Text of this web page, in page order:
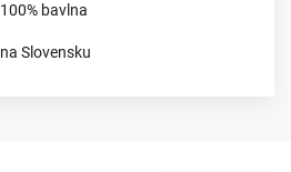
100% bavlna
na Slovensku